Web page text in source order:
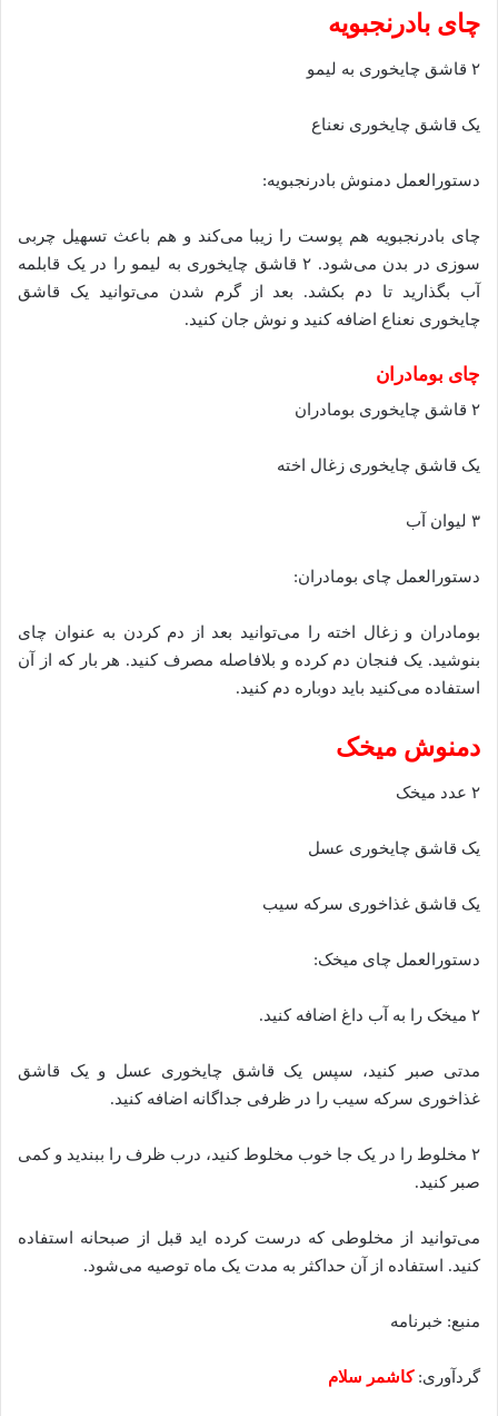
چای بادرنجبویه
۲ قاشق چایخوری به لیمو
یک قاشق چایخوری نعناع
دستورالعمل دمنوش بادرنجبویه:
چای بادرنجبویه هم پوست را زیبا می‌کند و هم باعث تسهیل چربی
سوزی در بدن می‌شود. ۲ قاشق چایخوری به لیمو را در یک قابلمه
آب بگذارید تا دم بکشد. بعد از گرم شدن می‌توانید یک قاشق
چایخوری نعناع اضافه کنید و نوش جان کنید.
چای بومادران
۲ قاشق چایخوری بومادران
یک قاشق چایخوری زغال اخته
۳ لیوان آب
دستورالعمل چای بومادران:
بومادران و زغال اخته را می‌توانید بعد از دم کردن به عنوان چای
بنوشید. یک فنجان دم کرده و بلافاصله مصرف کنید. هر بار که از آن
استفاده می‌کنید باید دوباره دم کنید.
دمنوش میخک
۲ عدد میخک
یک قاشق چایخوری عسل
یک قاشق غذاخوری سرکه سیب
دستورالعمل چای میخک:
۲ میخک را به آب داغ اضافه کنید.
مدتی صبر کنید، سپس یک قاشق چایخوری عسل و یک قاشق
غذاخوری سرکه سیب را در ظرفی جداگانه اضافه کنید.
۲ مخلوط را در یک جا خوب مخلوط کنید، درب ظرف را ببندید و کمی
صبر کنید.
‌می‌توانید از مخلوطی که درست کرده اید قبل از صبحانه استفاده
کنید. استفاده از آن حداکثر به مدت یک ماه توصیه می‌شود.
منبع: خبرنامه
گردآوری:کاشمر سلام